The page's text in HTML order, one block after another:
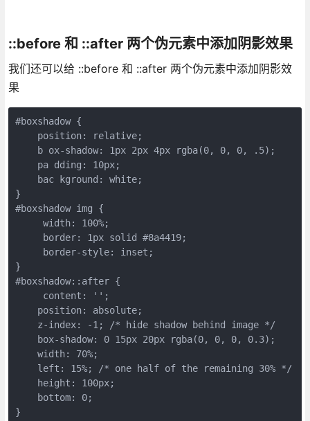
::before 和 ::after 两个伪元素中添加阴影效果
我们还可以给 ::before 和 ::after 两个伪元素中添加阴影效
果
#boxshadow {
    position: relative;
    b ox-shadow: 1px 2px 4px rgba(0, 0, 0, .5);
    pa dding: 10px;
    bac kground: white;
}
#boxshadow img {
     width: 100%;
     border: 1px solid #8a4419;
     border-style: inset;
}
#boxshadow::after {
     content: '';
    position: absolute;
    z-index: -1; /* hide shadow behind image */
    box-shadow: 0 15px 20px rgba(0, 0, 0, 0.3);
    width: 70%;
    left: 15%; /* one half of the remaining 30% */
    height: 100px;
    bottom: 0;